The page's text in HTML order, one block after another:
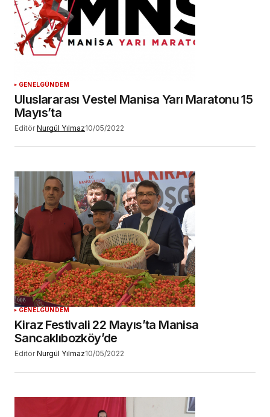
GENELGÜNDEM
Uluslararası Vestel Manisa Yarı Maratonu 15
Mayıs’ta
Editör Nurgül Yılmaz10/05/2022
GENELGÜNDEM
Kiraz Festivali 22 Mayıs’ta Manisa
Sancaklıbozköy’de
Editör Nurgül Yılmaz10/05/2022